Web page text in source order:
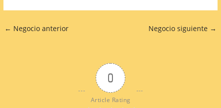
← Negocio anterior Negocio siguiente →
0
Article Rating